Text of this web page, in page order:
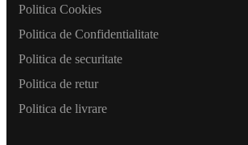
Politica Cookies
Politica de Confidentialitate
Politica de securitate
Politica de retur
Politica de livrare